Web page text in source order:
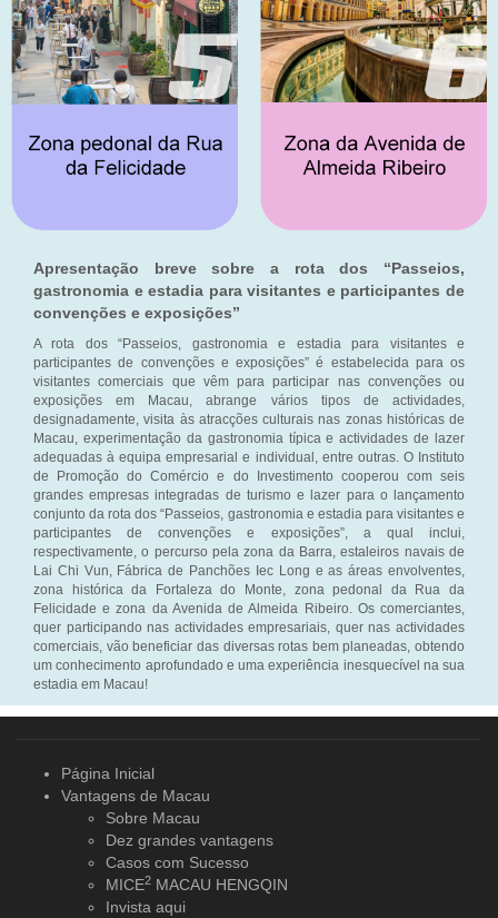
Apresentação breve sobre a rota dos “Passeios,
gastronomia e estadia para visitantes e participantes de
convenções e exposições”
A rota dos “Passeios, gastronomia e estadia para visitantes e
participantes de convenções e exposições” é estabelecida para os
visitantes comerciais que vêm para participar nas convenções ou
exposições em Macau, abrange vários tipos de actividades,
designadamente, visita às atracções culturais nas zonas históricas de
Macau, experimentação da gastronomia típica e actividades de lazer
adequadas à equipa empresarial e individual, entre outras. O Instituto
de Promoção do Comércio e do Investimento cooperou com seis
grandes empresas integradas de turismo e lazer para o lançamento
conjunto da rota dos “Passeios, gastronomia e estadia para visitantes e
participantes de convenções e exposições”, a qual inclui,
respectivamente, o percurso pela zona da Barra, estaleiros navais de
Lai Chi Vun, Fábrica de Panchões Iec Long e as áreas envolventes,
zona histórica da Fortaleza do Monte, zona pedonal da Rua da
Felicidade e zona da Avenida de Almeida Ribeiro. Os comerciantes,
quer participando nas actividades empresariais, quer nas actividades
comerciais, vão beneficiar das diversas rotas bem planeadas, obtendo
um conhecimento aprofundado e uma experiência inesquecível na sua
estadia em Macau!
Página Inicial
Vantagens de Macau
Sobre Macau
Dez grandes vantagens
Casos com Sucesso
MICE2 MACAU HENGQIN
Invista aqui